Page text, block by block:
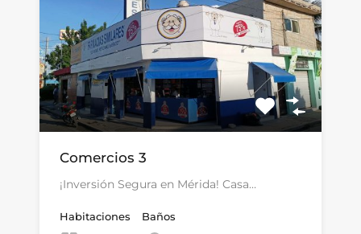
Comercios 3
¡Inversión Segura en Mérida! Casa…
Habitaciones
Baños